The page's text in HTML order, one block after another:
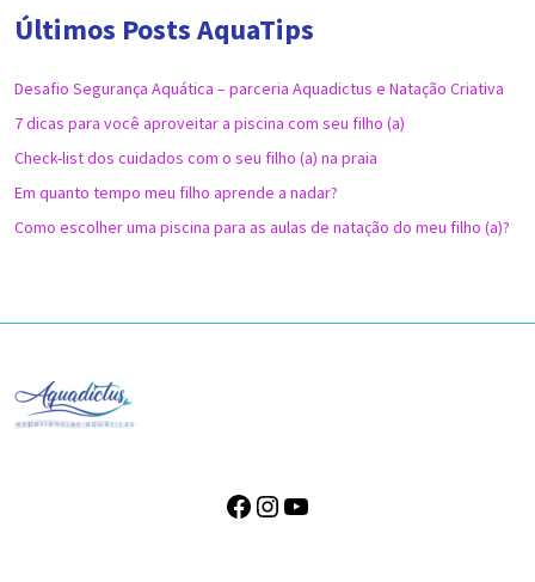
Últimos Posts AquaTips
Desafio Segurança Aquática – parceria Aquadictus e Natação Criativa
7 dicas para você aproveitar a piscina com seu filho (a)
Check-list dos cuidados com o seu filho (a) na praia
Em quanto tempo meu filho aprende a nadar?
Como escolher uma piscina para as aulas de natação do meu filho (a)?